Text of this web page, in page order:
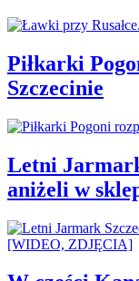
Piłkarki
Szczecinie
Letni
aniżeli w